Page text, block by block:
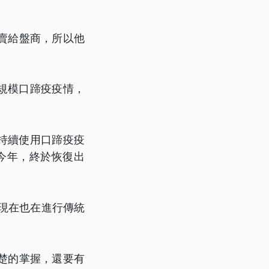
給盤商，所以他
模口蹄疫疫情，
續使用口蹄疫疫
年，終於恢復出
在也在進行傳統
的掌握，還要有